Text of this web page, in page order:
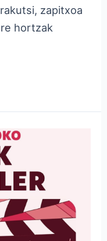
zapitxoa
hortzak